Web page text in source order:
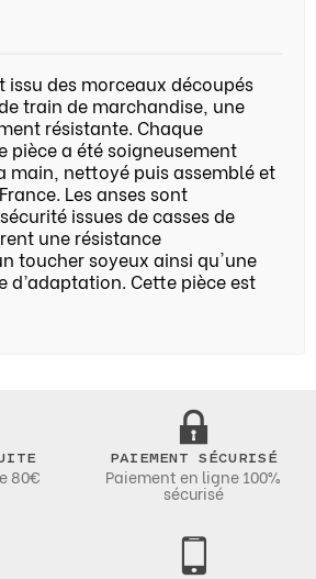
issu des morceaux découpés
train de marchandise, une
résistante. Chaque
pièce a été soigneusement
main, nettoyé puis assemblé et
Les anses sont
issues de casses de
une résistance
toucher soyeux ainsi qu'une
d’adaptation. Cette pièce est
80€
PAIEMENT SÉCURISÉ
Paiement en ligne 100%
sécurisé